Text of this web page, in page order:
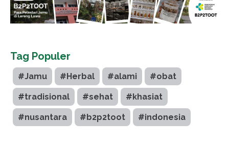
Tag Populer
#Jamu #Herbal #alami #obat
#tradisional #sehat #khasiat
#nusantara #b2p2toot #indonesia